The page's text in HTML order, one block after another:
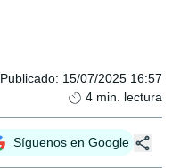
Publicado: 15/07/2025 16:57
4 min. lectura
Síguenos en Google